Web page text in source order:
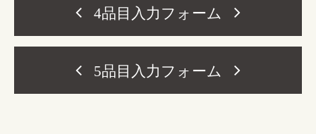
4品目入力フォーム
5品目入力フォーム